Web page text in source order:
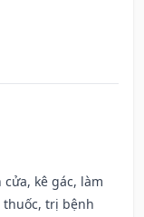
kê gác, làm
thuốc, trị bệnh